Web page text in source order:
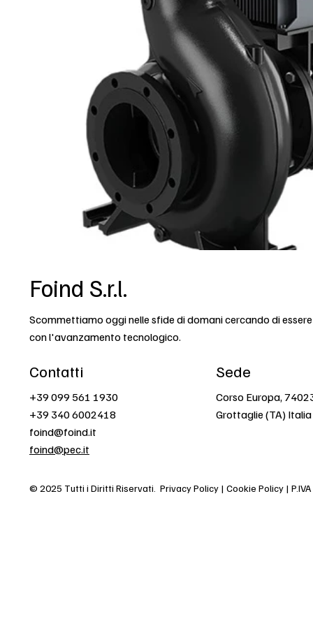
Foind S.r.l.
Scommettiamo oggi nelle sfide di domani cercando di
con l'avanzamento tecnologico.
Contatti
+39 099 561 1930
+39 340 6002418
foind@foind.it
foind@pec.it
Sede
Corso Europa,
Grottaglie (TA) Italia
© 2025 Tutti i Diritti Riservati. Privacy Policy | Cookie Policy |